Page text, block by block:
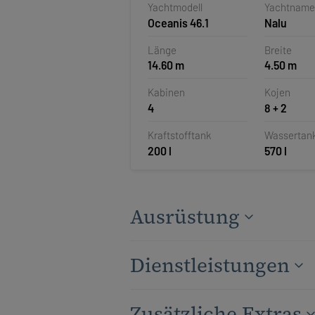
Yachtmodell
Oceanis 46.1
Yachtname
Nalu
Länge
14.60 m
Breite
4.50 m
Kabinen
4
Kojen
8 + 2
Kraftstofftank
200 l 570 l
Ausrüstung
Dienstleistungen